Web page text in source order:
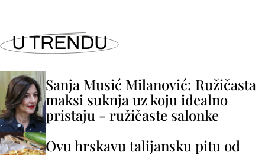
U TRENDU
Sanja Musić Milanović: Ružičasta
maksi suknja uz koju idealno
pristaju - ružičaste salonke
Ovu hrskavu talijansku pitu od